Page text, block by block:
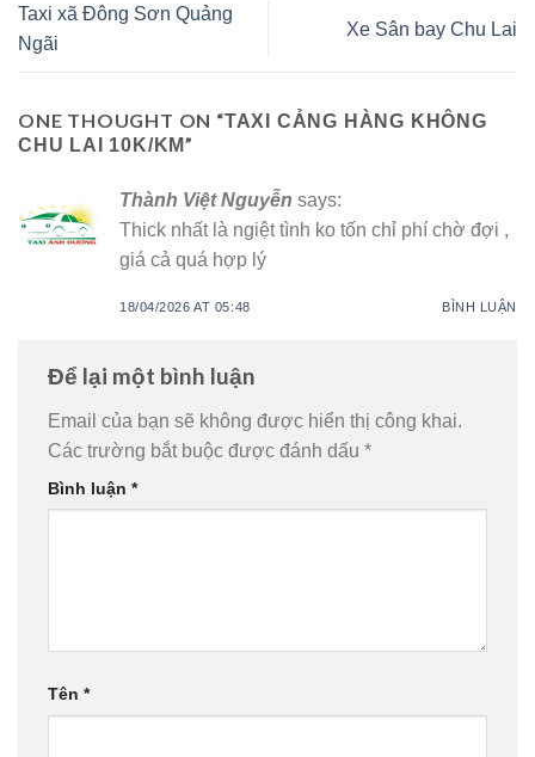
Taxi xã Đông Sơn Quảng
Ngãi
Xe Sân bay Chu Lai
ONE THOUGHT ON “TAXI CẢNG HÀNG KHÔNG
CHU LAI 10K/KM”
Thành Việt Nguyễn says:
Thick nhất là ngiệt tình ko tốn chỉ phí chờ đợi ,
giá cả quá hợp lý
18/04/2026 AT 05:48 BÌNH LUẬN
Để lại một bình luận
Email của bạn sẽ không được hiển thị công khai.
Các trường bắt buộc được đánh dấu *
Bình luận *
Tên *